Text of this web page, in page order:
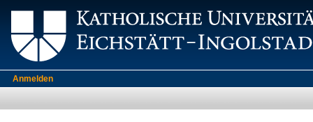
Anmelden